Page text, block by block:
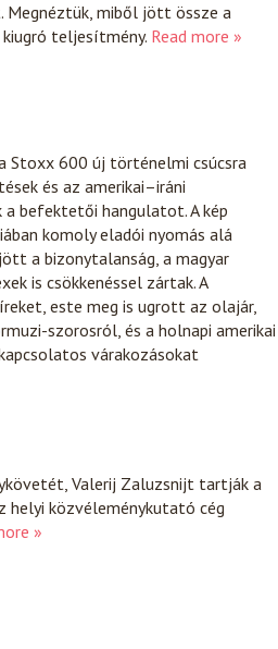
miből jött össze a
teljesítmény. Read more »
Stoxx 600 új történelmi csúcsra
és az amerikai–iráni
befektetői hangulatot. A kép
komoly eladói nyomás alá
a bizonytalanság, a magyar
is csökkenéssel zártak. A
este meg is ugrott az olajár,
szorosról, és a holnapi amerikai
várakozásokat
Valerij Zaluzsnijt tartják a
helyi közvéleménykutató cég
»